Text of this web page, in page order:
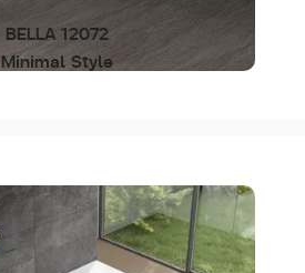
BELLA 12072
Minimal Style